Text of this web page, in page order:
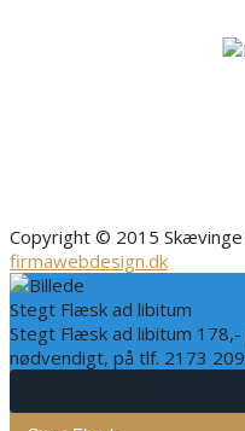
Copyright © 2015
firmawebdesign.dk
Stegt Flæsk ad libitum
Stegt Flæsk ad libitum 178,-
nødvendigt, på tlf. 2173